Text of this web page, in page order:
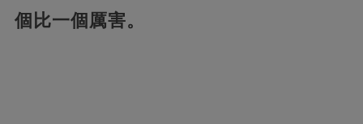
個比一個厲害。